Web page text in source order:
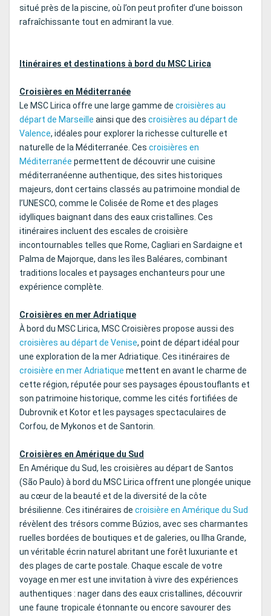
situé près de la piscine, où l’on peut profiter d’une boisson
rafraîchissante tout en admirant la vue.
Itinéraires et destinations à bord du MSC Lirica
Croisières en Méditerranée
Le MSC Lirica offre une large gamme de croisières au
départ de Marseille ainsi que des croisières au départ de
Valence, idéales pour explorer la richesse culturelle et
naturelle de la Méditerranée. Ces croisières en
Méditerranée permettent de découvrir une cuisine
méditerranéenne authentique, des sites historiques
majeurs, dont certains classés au patrimoine mondial de
l’UNESCO, comme le Colisée de Rome et des plages
idylliques baignant dans des eaux cristallines. Ces
itinéraires incluent des escales de croisière
incontournables telles que Rome, Cagliari en Sardaigne et
Palma de Majorque, dans les îles Baléares, combinant
traditions locales et paysages enchanteurs pour une
expérience complète.
Croisières en mer Adriatique
À bord du MSC Lirica, MSC Croisières propose aussi des
croisières au départ de Venise, point de départ idéal pour
une exploration de la mer Adriatique. Ces itinéraires de
croisière en mer Adriatique mettent en avant le charme de
cette région, réputée pour ses paysages époustouflants et
son patrimoine historique, comme les cités fortifiées de
Dubrovnik et Kotor et les paysages spectaculaires de
Corfou, de Mykonos et de Santorin.
Croisières en Amérique du Sud
En Amérique du Sud, les croisières au départ de Santos
(São Paulo) à bord du MSC Lirica offrent une plongée unique
au cœur de la beauté et de la diversité de la côte
brésilienne. Ces itinéraires de croisière en Amérique du Sud
révèlent des trésors comme Búzios, avec ses charmantes
ruelles bordées de boutiques et de galeries, ou Ilha Grande,
un véritable écrin naturel abritant une forêt luxuriante et
des plages de carte postale. Chaque escale de votre
voyage en mer est une invitation à vivre des expériences
authentiques : nager dans des eaux cristallines, découvrir
une faune tropicale étonnante ou encore savourer des